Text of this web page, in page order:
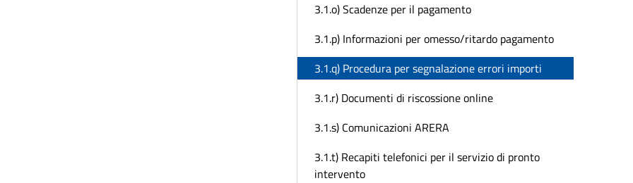
3.1.o) Scadenze per il pagamento
3.1.p) Informazioni per omesso/ritardo pagamento
3.1.q) Procedura per segnalazione errori importi
3.1.r) Documenti di riscossione online
3.1.s) Comunicazioni ARERA
3.1.t) Recapiti telefonici per il servizio di pronto
intervento